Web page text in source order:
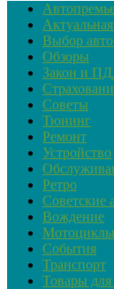
Выбор
Обзоры
Закон и
Советы
Тюнинг
Ремонт
Устройство
Ретро
Советские
Вождение
Мотоциклы
События
Транспорт
Товары для